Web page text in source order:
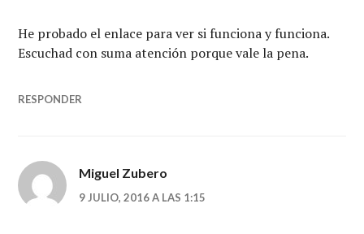
He probado el enlace para ver si funciona y funciona.
Escuchad con suma atención porque vale la pena.
RESPONDER
Miguel Zubero
9 JULIO, 2016 A LAS 1:15